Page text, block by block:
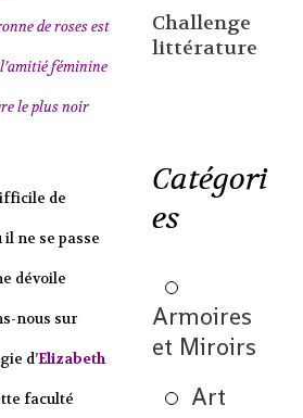
de roses est
féminine
le plus noir
de
ne se passe
dévoile
nous sur
d’Elizabeth
faculté
Challenge
littérature
Catégori
es
Armoires
et Miroirs
Art